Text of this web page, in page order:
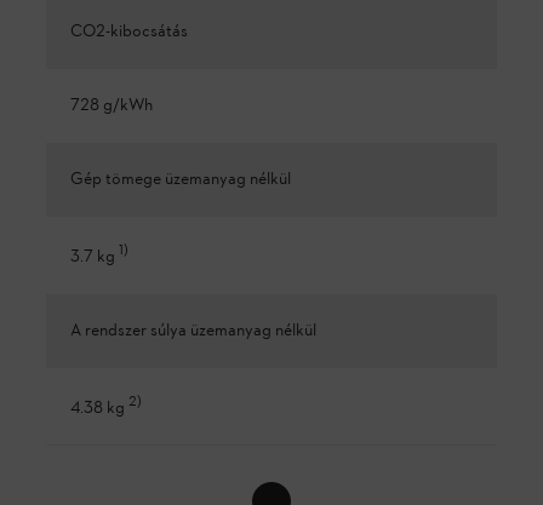
CO2-kibocsátás
728 g/kWh
Gép tömege üzemanyag nélkül
3.7 kg 1)
A rendszer súlya üzemanyag nélkül
4.38 kg 2)